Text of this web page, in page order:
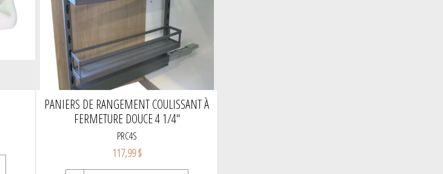
PANIERS DE RANGEMENT COULISSANT À
FERMETURE DOUCE 4 1/4''
PRC4S
117,99 $